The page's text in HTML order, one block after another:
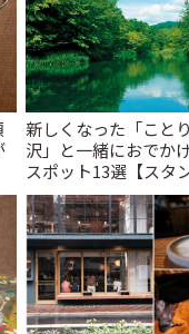
新しくなった「こと
沢」と一緒におでか
スポット13選【スタ
催中】 | ことりっぷ